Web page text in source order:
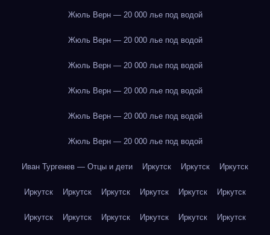
Жюль Верн — 20 000 лье под водой
Жюль Верн — 20 000 лье под водой
Жюль Верн — 20 000 лье под водой
Жюль Верн — 20 000 лье под водой
Жюль Верн — 20 000 лье под водой
Жюль Верн — 20 000 лье под водой
Иван Тургенев — Отцы и дети Иркутск Иркутск Иркутск
Иркутск Иркутск Иркутск Иркутск Иркутск Иркутск
Иркутск Иркутск Иркутск Иркутск Иркутск Иркутск